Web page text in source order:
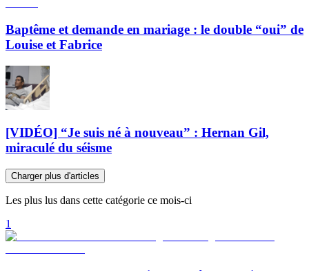
Baptême et demande en mariage : le double “oui” de
Louise et Fabrice
[VIDÉO] “Je suis né à nouveau” : Hernan Gil,
miraculé du séisme
Charger plus d'articles
Les plus lus dans cette catégorie ce mois-ci
1